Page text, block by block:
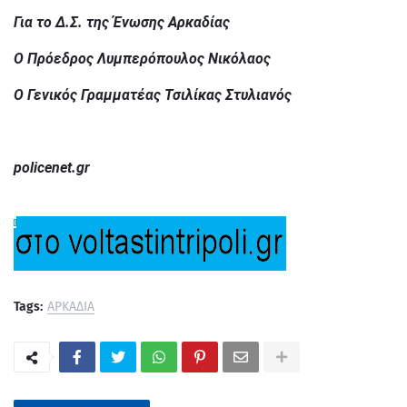
Για το Δ.Σ. της Ένωσης Αρκαδίας
Ο Πρόεδρος Λυμπερόπουλος Νικόλαος
Ο Γενικός Γραμματέας Τσιλίκας Στυλιανός
policenet.gr
Tags: ΑΡΚΑΔΙΑ